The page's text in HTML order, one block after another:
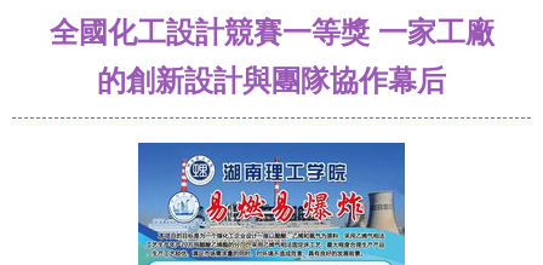
全國化工設計競賽一等獎 一家工廠
的創新設計與團隊協作幕后